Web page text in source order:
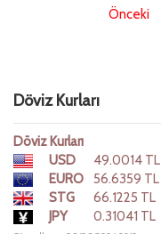
Önceki
Döviz Kurları
Döviz Kurları
USD
49.0014 TL
EURO
56.6359 TL
STG
66.1225 TL
JPY
0.31041 TL